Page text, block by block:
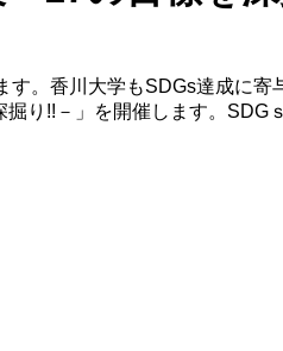
。香川大学もSDGs達成に寄
り!!－」を開催します。SDG